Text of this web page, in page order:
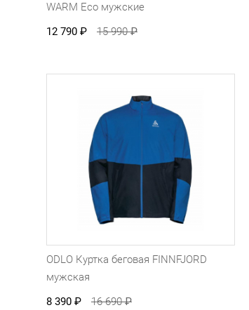
WARM Eco мужские
12 790 ₽ 15 990₽
ODLO Куртка беговая FINNFJORD
мужская
8 390 ₽ 16 690₽